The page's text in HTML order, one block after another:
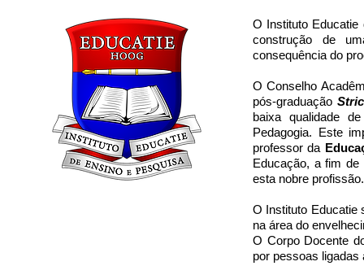
O Instituto
construção de
consequência do
O Conselho
pós-graduação
baixa qualidade
Pedagogia. Este
professor da
Educação, a fim
esta nobre profissão.
O Instituto Educatie
na área do
O Corpo Docente
por pessoas ligadas